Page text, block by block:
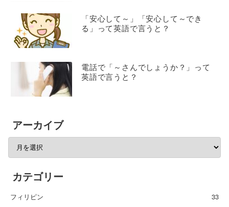
「安心して～」「安心して～でき
る」って英語で言うと？
電話で「～さんでしょうか？」って
英語で言うと？
アーカイブ
カテゴリー
フィリピン
33